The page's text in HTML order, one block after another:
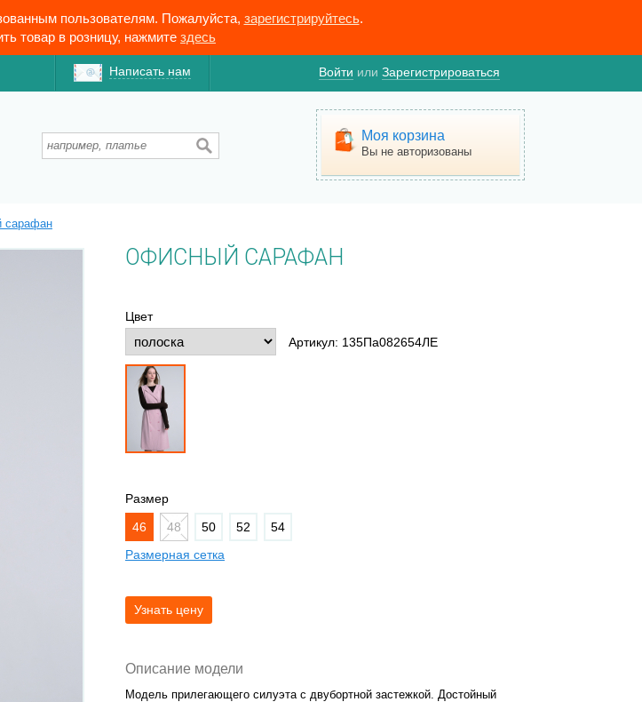
пользователям. Пожалуйста, зарегистрируйтесь.
товар в розницу, нажмите здесь
Написать нам Войти или Зарегистрироваться
Моя корзина
Вы не авторизованы
сарафан
ОФИСНЫЙ САРАФАН
Цвет
Артикул: 135Па082654ЛЕ
Размер
46
48 50 52
54
Размерная сетка
Описание модели
Модель прилегающего силуэта с двубортной застежкой. Достойный